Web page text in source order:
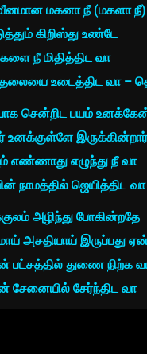
மகனா நீ (மகளா நீ)
கிறிஸ்து உண்டே
நீ மிதித்திட வா
தலையை உடைத்திட வா –
சென்றிட பயம்
உனக்குள்ளே இருக்கின்றார்
எண்ணாது எழுந்து நீ வா
நாமத்தில் ஜெயித்திட வா
அழிந்து போகின்றதே
அசதியாய் இருப்பது
பட்சத்தில் துணை நிற்க
சேனையில் சேர்ந்திட வா